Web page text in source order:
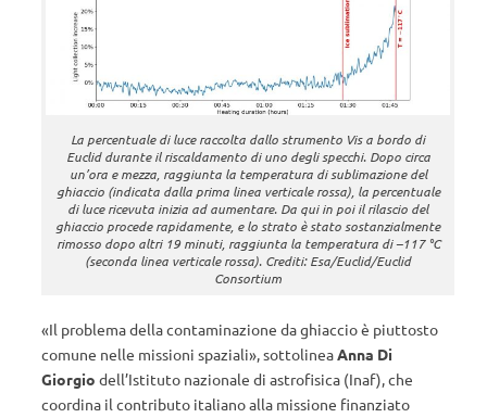
La percentuale di luce raccolta dallo strumento Vis a bordo di
Euclid durante il riscaldamento di uno degli specchi. Dopo circa
un’ora e mezza, raggiunta la temperatura di sublimazione del
ghiaccio (indicata dalla prima linea verticale rossa), la percentuale
di luce ricevuta inizia ad aumentare. Da qui in poi il rilascio del
ghiaccio procede rapidamente, e lo strato è stato sostanzialmente
rimosso dopo altri 19 minuti, raggiunta la temperatura di –117 °C
(seconda linea verticale rossa). Crediti: Esa/Euclid/Euclid
Consortium
«Il problema della contaminazione da ghiaccio è piuttosto
comune nelle missioni spaziali», sottolineaAnna Di
Giorgio dell’Istituto nazionale di astrofisica (Inaf), che
coordina il contributo italiano alla missione finanziato